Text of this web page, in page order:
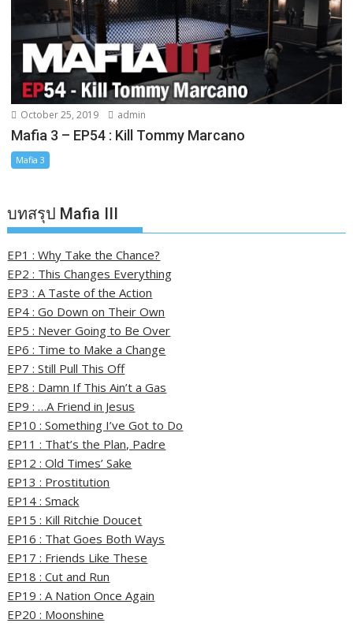
October 25, 2019 admin
Mafia 3 – EP54 : Kill Tommy Marcano
Mafia 3
บทสรุป Mafia III
EP1 : Why Take the Chance?
EP2 : This Changes Everything
EP3 : A Taste of the Action
EP4 : Go Down on Their Own
EP5 : Never Going to Be Over
EP6 : Time to Make a Change
EP7 : Still Pull This Off
EP8 : Damn If This Ain’t a Gas
EP9 : …A Friend in Jesus
EP10 : Something I’ve Got to Do
EP11 : That’s the Plan, Padre
EP12 : Old Times’ Sake
EP13 : Prostitution
EP14 : Smack
EP15 : Kill Ritchie Doucet
EP16 : That Goes Both Ways
EP17 : Friends Like These
EP18 : Cut and Run
EP19 : A Nation Once Again
EP20 : Moonshine